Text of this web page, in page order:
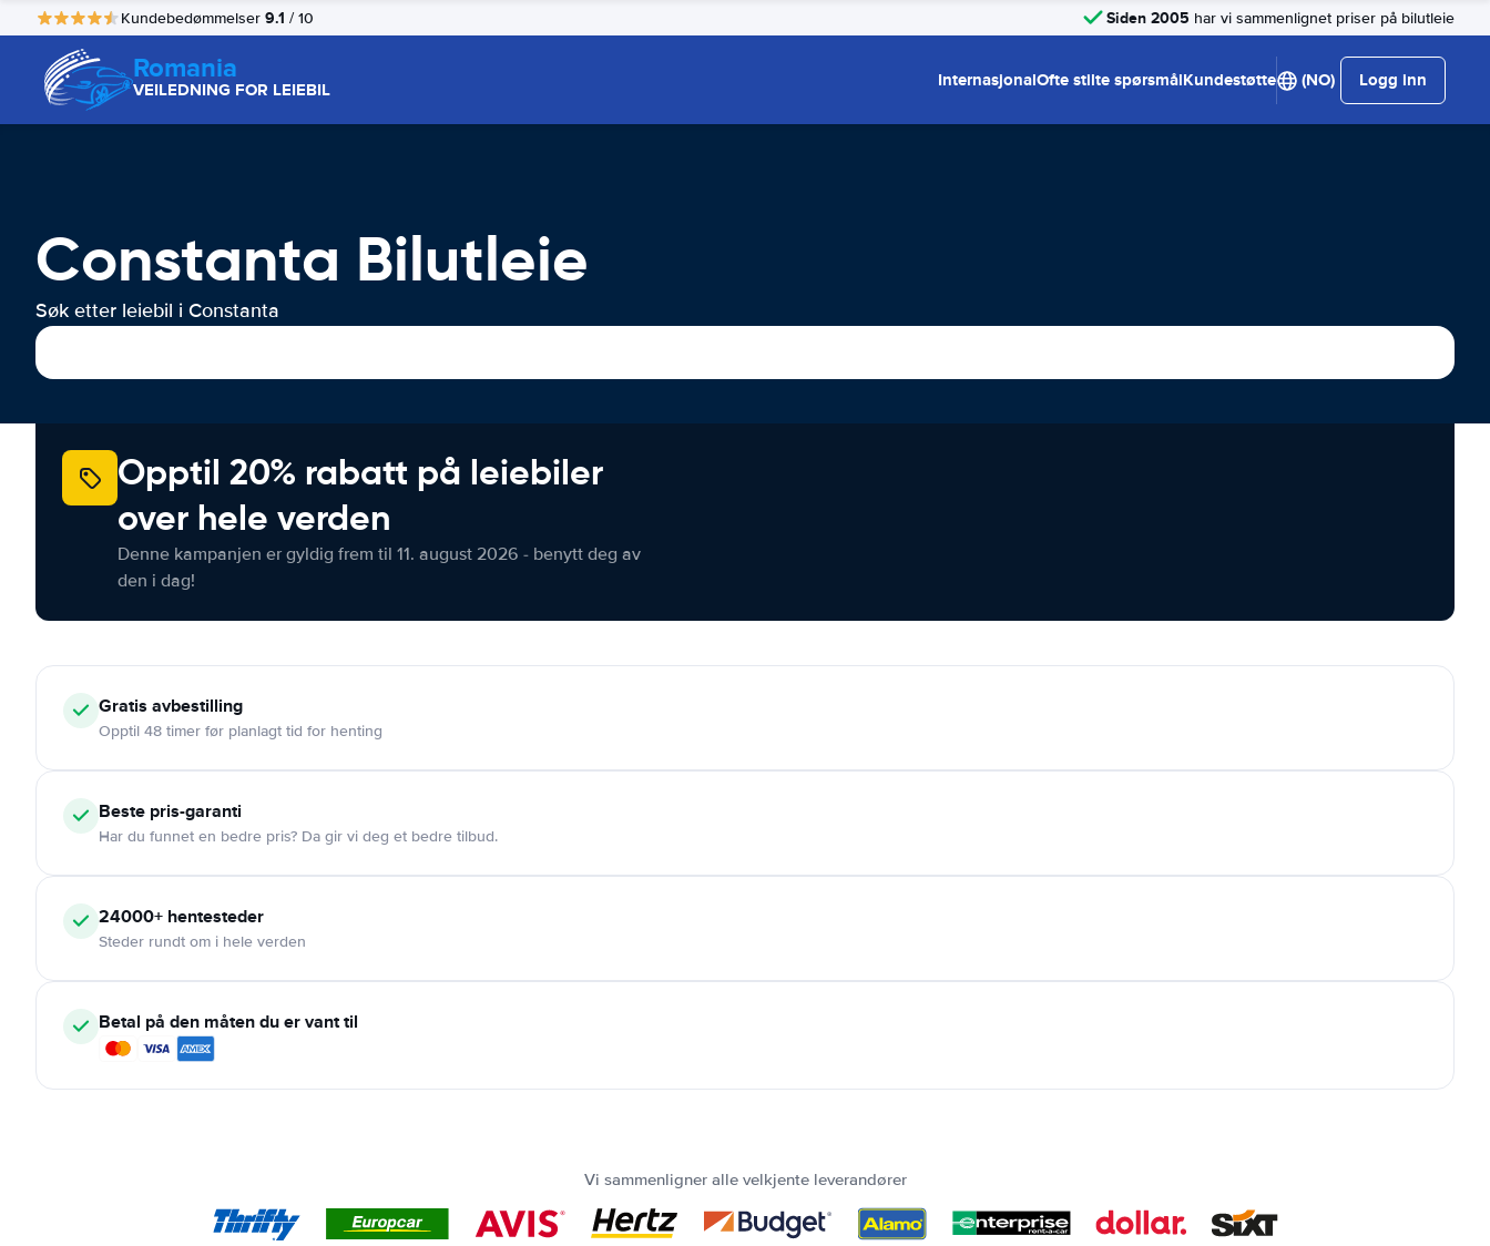
Kundebedømmelser 9.1 / 10 Siden 2005 har vi sammenlignet priser på bilutleie
Romania
VEILEDNING FOR LEIEBIL InternasjonalOfte stilte spørsmålKundestøtte (NO) Logg inn
Constanta Bilutleie
Søk etter leiebil i Constanta
Opptil 20% rabatt på leiebiler
over hele verden
Denne kampanjen er gyldig frem til 11. august 2026 - benytt deg av
den i dag!
Gratis avbestilling
Opptil 48 timer før planlagt tid for henting
Beste pris-garanti
Har du funnet en bedre pris? Da gir vi deg et bedre tilbud.
24000+ hentesteder
Steder rundt om i hele verden
Betal på den måten du er vant til
Vi sammenligner alle velkjente leverandører